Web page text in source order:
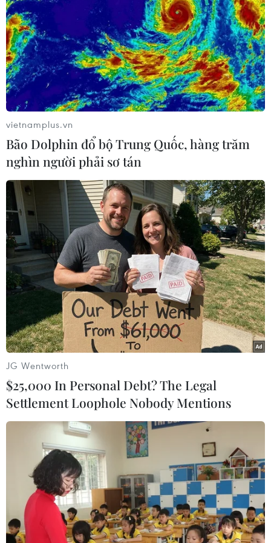
Chủng virus corona mới HKU5 hiện không
gây nguy hiểm cho con người
26/02/2025 12:34
Nhà khoa học Nga lưu ý rằng loài dơi được phát hiện
có thể mang hàng trăm loại bệnh khác nhau, nhưng chỉ
một số trong số chúng có thể gây bệnh cho con người.
"Cơn bão” cúm mùa càn quét nước
Mỹ, gây ra 13.000 ca tử vong
vietnamplus.vn
Bão Dolphin đổ bộ Trung Quốc, hàng trăm
nghìn người phải sơ tán
JG Wentworth
$25,000 In Personal Debt? The Legal
Settlement Loophole Nobody Mentions